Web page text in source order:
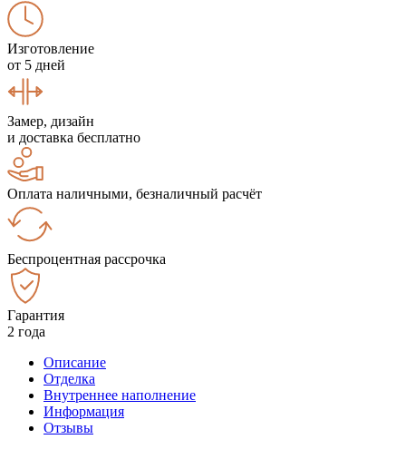
Изготовление
от 5 дней
Замер, дизайн
и доставка бесплатно
Оплата наличными, безналичный расчёт
Беспроцентная рассрочка
Гарантия
2 года
Описание
Отделка
Внутреннее наполнение
Информация
Отзывы